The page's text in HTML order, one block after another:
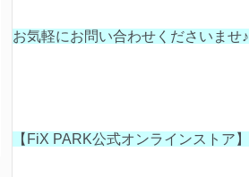
お気軽にお問い合わせくださいませ♪
【FiX PARK公式オンラインストア】